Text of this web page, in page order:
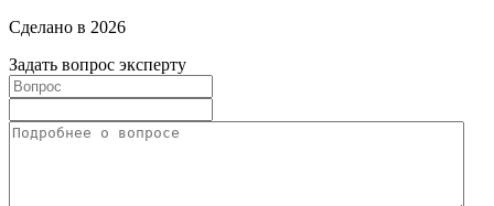
Сделано в 2026
Задать вопрос эксперту